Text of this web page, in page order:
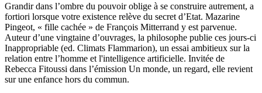
Grandir dans l’ombre du pouvoir oblige à se construire autrement, a
fortiori lorsque votre existence relève du secret d’Etat. Mazarine
Pingeot, « fille cachée » de François Mitterrand y est parvenue.
Auteur d’une vingtaine d’ouvrages, la philosophe publie ces jours-ci
Inappropriable (ed. Climats Flammarion), un essai ambitieux sur la
relation entre l’homme et l'intelligence artificielle. Invitée de
Rebecca Fitoussi dans l’émission Un monde, un regard, elle revient
sur une enfance hors du commun.